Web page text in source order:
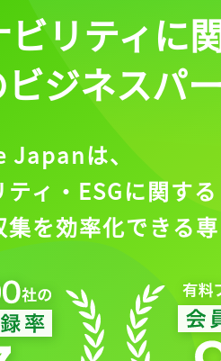
ログイン
会員登録
リティに
ビジネスパ
は、
ィ・ESGに関する
を効率化できる